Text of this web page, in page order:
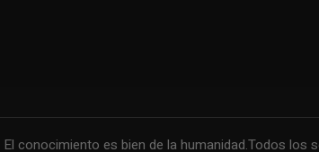
conocimiento es bien de la humanidad.Todos los